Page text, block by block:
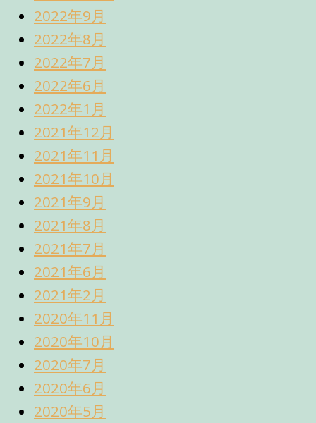
2022年9月
2022年8月
2022年7月
2022年6月
2022年1月
2021年12月
2021年11月
2021年10月
2021年9月
2021年8月
2021年7月
2021年6月
2021年2月
2020年11月
2020年10月
2020年7月
2020年6月
2020年5月